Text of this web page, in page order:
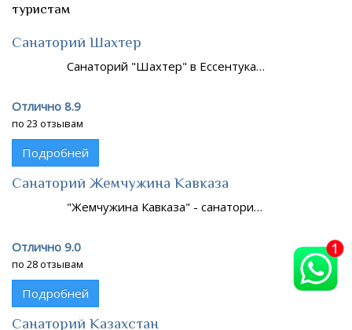
туристам
Санаторий Шахтер
Санаторий "Шахтер" в Ессентука…
Отлично 8.9
по 23 отзывам
Подробней
Санаторий Жемчужина Кавказа
"Жемчужина Кавказа" - санатори…
Отлично 9.0
по 28 отзывам
Подробней
Санаторий Казахстан